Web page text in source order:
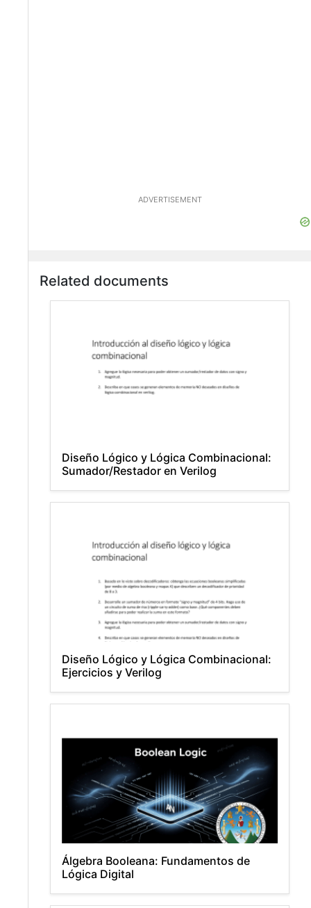
ADVERTISEMENT
Related documents
Diseño Lógico y Lógica Combinacional:
Sumador/Restador en Verilog
Diseño Lógico y Lógica Combinacional:
Ejercicios y Verilog
Álgebra Booleana: Fundamentos de
Lógica Digital